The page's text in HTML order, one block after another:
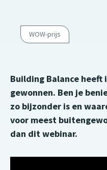
WOW-prijs
Building Balance heeft
gewonnen. Ben je
zo bijzonder is en
voor meest
dan dit webinar.